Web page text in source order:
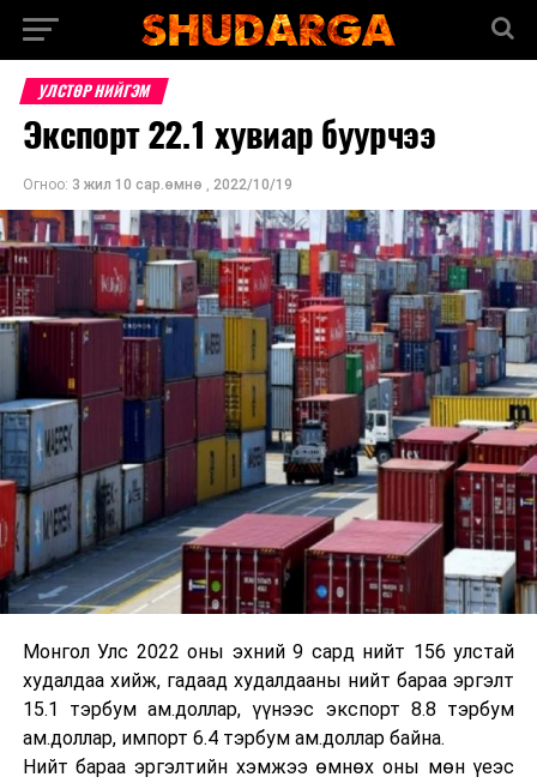
УЛСТӨР НИЙГЭМ
Экспорт 22.1 хувиар буурчээ
Огноо: 3 жил 10 сар.өмнө , 2022/10/19
Монгол Улс 2022 оны эхний 9 сард нийт 156 улстай
худалдаа хийж, гадаад худалдааны нийт бараа эргэлт
15.1 тэрбум ам.доллар, үүнээс экспорт 8.8 тэрбум
ам.доллар, импорт 6.4 тэрбум ам.доллар байна.
Нийт бараа эргэлтийн хэмжээ өмнөх оны мөн үеэс